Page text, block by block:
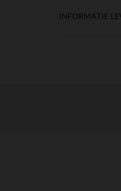
INFORMATIE